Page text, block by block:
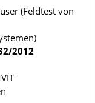
(Feldtest von
2012